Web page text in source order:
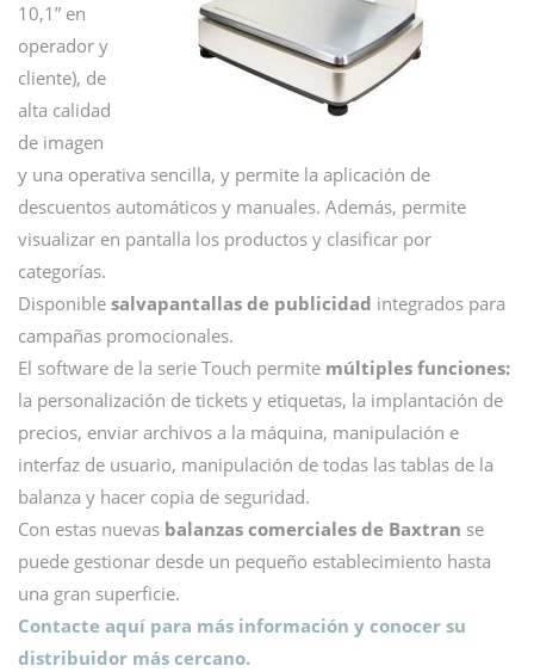
10,1” en
operador y
cliente), de
alta calidad
de imagen
y una operativa sencilla, y permite la aplicación de
descuentos automáticos y manuales. Además, permite
visualizar en pantalla los productos y clasificar por
categorías.
Disponible salvapantallas de publicidad integrados para
campañas promocionales.
El software de la serie Touch permite múltiples funciones:
la personalización de tickets y etiquetas, la implantación de
precios, enviar archivos a la máquina, manipulación e
interfaz de usuario, manipulación de todas las tablas de la
balanza y hacer copia de seguridad.
Con estas nuevas balanzas comerciales de Baxtran se
puede gestionar desde un pequeño establecimiento hasta
una gran superficie.
Contacte aquí para más información y conocer su
distribuidor más cercano.